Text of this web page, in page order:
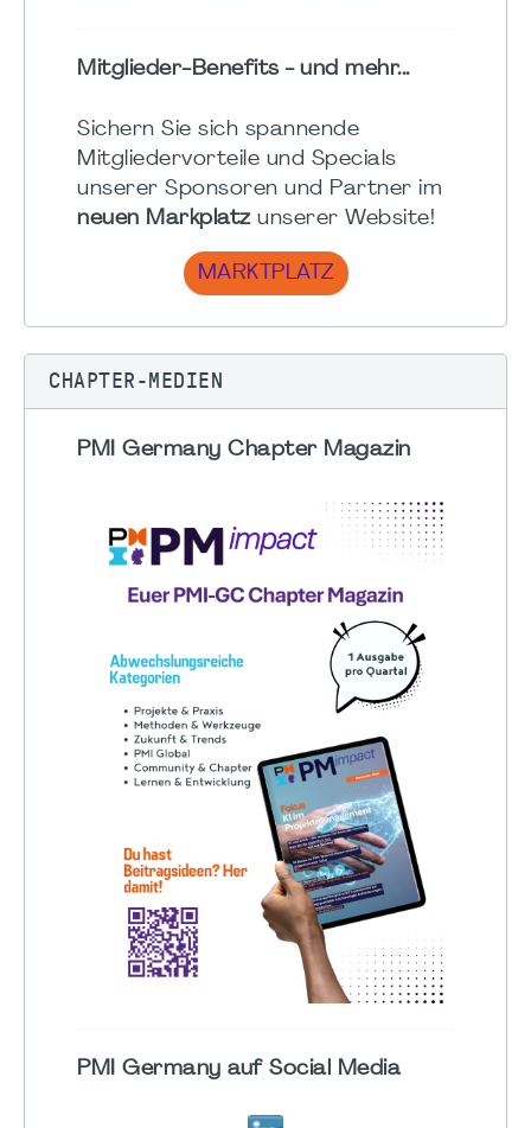
Mitglieder-Benefits - und mehr...
Sichern Sie sich spannende
Mitgliedervorteile und Specials
unserer Sponsoren und Partner im
neuen Markplatzunserer Website!
MARKTPLATZ
CHAPTER-MEDIEN
PMI Germany Chapter Magazin
PMI Germany auf Social Media